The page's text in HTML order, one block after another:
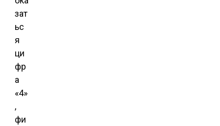
зат
ьс
я
ци
фр
а
«4»
,
фи